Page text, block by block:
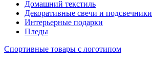
Домашний текстиль
Декоративные свечи и подсвечники
Интерьерные подарки
Пледы
Спортивные товары с логотипом